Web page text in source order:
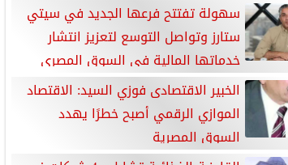
سهولة تفتتح فرعها الجديد في سيتي
ستارز وتواصل التوسع لتعزيز انتشار
خدماتها المالية في السوق المصري
الخبير الاقتصادى فوزي السيد: الاقتصاد
الموازي الرقمي أصبح خطرًا يهدد
السوق المصرية